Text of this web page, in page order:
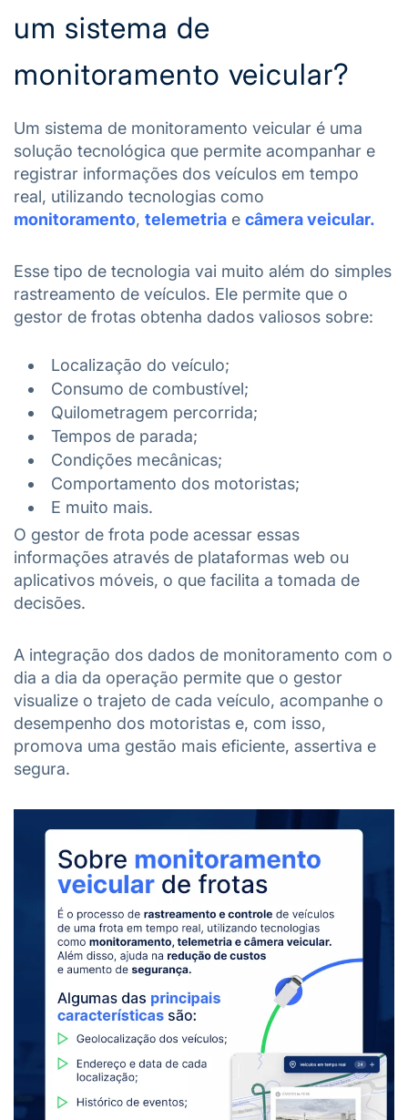
um sistema de
monitoramento veicular?
Um sistema de monitoramento veicular é uma
solução tecnológica que permite acompanhar e
registrar informações dos veículos em tempo
real, utilizando tecnologias como
monitoramento, telemetria e câmera veicular.
Esse tipo de tecnologia vai muito além do simples
rastreamento de veículos. Ele permite que o
gestor de frotas obtenha dados valiosos sobre:
Localização do veículo;
Consumo de combustível;
Quilometragem percorrida;
Tempos de parada;
Condições mecânicas;
Comportamento dos motoristas;
E muito mais.
O gestor de frota pode acessar essas
informações através de plataformas web ou
aplicativos móveis, o que facilita a tomada de
decisões.
A integração dos dados de monitoramento com o
dia a dia da operação permite que o gestor
visualize o trajeto de cada veículo, acompanhe o
desempenho dos motoristas e, com isso,
promova uma gestão mais eficiente, assertiva e
segura.